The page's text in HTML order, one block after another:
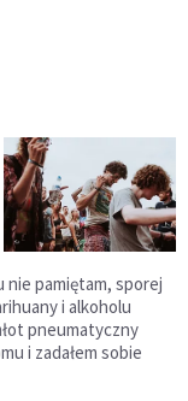
pamiętam, sporej
i alkoholu
pneumatyczny
i zadałem sobie